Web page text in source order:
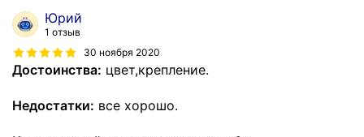
Юрий
1 отзыв
30 ноября 2020
Достоинства: цвет,крепление.
Недостатки: все хорошо.